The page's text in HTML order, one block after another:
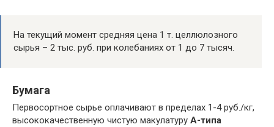
На текущий момент средняя цена 1 т. целлюлозного
сырья – 2 тыс. руб. при колебаниях от 1 до 7 тысяч.
Бумага
Первосортное сырье оплачивают в пределах 1-4 руб./кг,
высококачественную чистую макулатуру А-типа